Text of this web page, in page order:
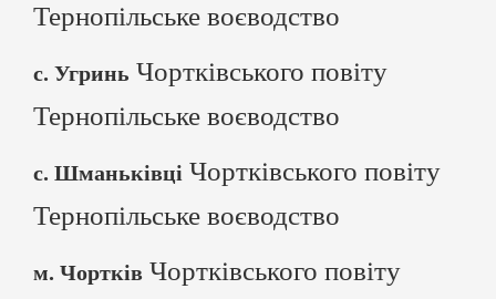
Тернопільське воєводство
с. Угринь Чортківського повіту
Тернопільське воєводство
с. Шманьківці Чортківського повіту
Тернопільське воєводство
м. Чортків Чортківського повіту